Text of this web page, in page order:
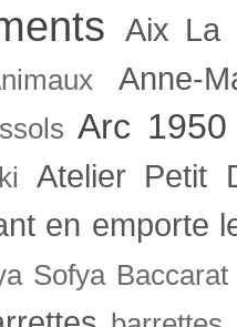
Aix La
Anne-
Arc 1950
Atelier Petit
en emporte
Sofya Baccarat